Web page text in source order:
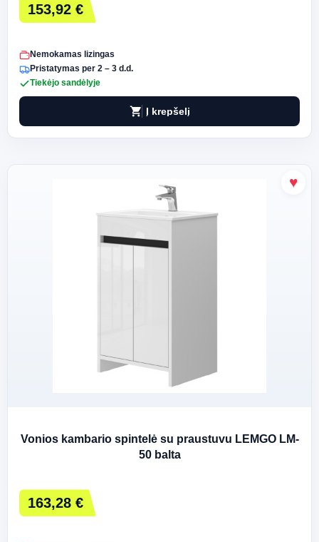
153,92 €
Nemokamas lizingas
Pristatymas per 2 – 3 d.d.
Tiekėjo sandėlyje
shopping_cart Į krepšelį
Vonios kambario spintelė su praustuvu LEMGO LM-
50 balta
163,28 €